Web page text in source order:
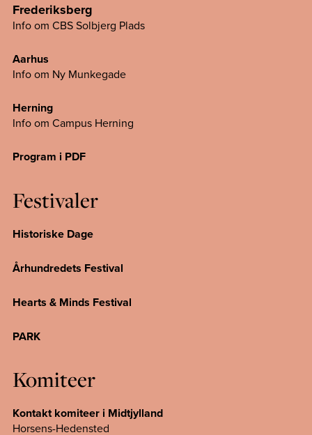
Frederiksberg
Info om CBS Solbjerg Plads
Aarhus
Info om Ny Munkegade
Herning
Info om Campus Herning
Program i PDF
Festivaler
Historiske Dage
Århundredets Festival
Hearts & Minds Festival
PARK
Komiteer
Kontakt komiteer i Midtjylland
Horsens-Hedensted